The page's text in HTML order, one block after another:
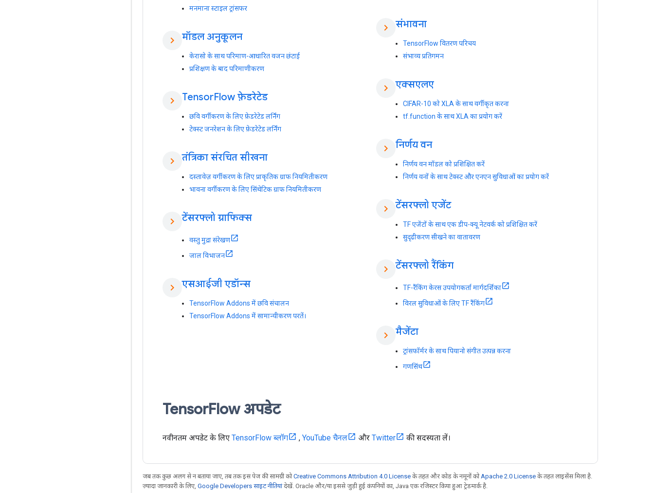
मनमाना स्टाइल ट्रांसफर
chevron_right मॉडल अनुकूलन
केरासो के साथ परिमाण-आधारित वजन छंटाई
प्रशिक्षण के बाद परिमाणीकरण
chevron_right TensorFlow फ़ेडरेटेड
छवि वर्गीकरण के लिए फ़ेडरेटेड लर्निंग
टेक्स्ट जनरेशन के लिए फ़ेडरेटेड लर्निंग
chevron_right तंत्रिका संरचित सीखना
दस्तावेज़ वर्गीकरण के लिए प्राकृतिक ग्राफ नियमितीकरण
भावना वर्गीकरण के लिए सिंथेटिक ग्राफ नियमितीकरण
chevron_right टेंसरफ्लो ग्राफिक्स
वस्तु मुद्रा संरेखण
जाल विभाजन
chevron_right एसआईजी एडॉन्स
TensorFlow Addons में छवि संचालन
TensorFlow Addons में सामान्यीकरण परतें।
chevron_right संभावना
TensorFlow वितरण परिचय
संभाव्य प्रतिगमन
chevron_right एक्सएलए
CIFAR-10 को XLA के साथ वर्गीकृत करना
tf.function के साथ XLA का प्रयोग करें
chevron_right निर्णय वन
निर्णय वन मॉडल को प्रशिक्षित करें
निर्णय वनों के साथ टेक्स्ट और एनएन सुविधाओं का प्रयोग करें
chevron_right टेंसरफ्लो एजेंट
TF एजेंटों के साथ एक डीप-क्यू नेटवर्क को प्रशिक्षित करें
सुदृढीकरण सीखने का वातावरण
chevron_right टेंसरफ्लो रैंकिंग
TF-रैंकिंग केरस उपयोगकर्ता मार्गदर्शिका
विरल सुविधाओं के लिए TF रैंकिंग
chevron_right मैजेंटा
ट्रांसफॉर्मर के साथ पियानो संगीत उत्पन्न करना
गणसिंथ
TensorFlow अपडेट
नवीनतम अपडेट के लिए TensorFlow ब्लॉग , YouTube चैनल और Twitter की सदस्यता लें।
जब तक कुछ अलग से न बताया जाए, तब तक इस पेज की सामग्री कोCreative Commons Attribution 4.0 License के तहत और कोड के नमूनों कोApache 2.0 License के तहत लाइसेंस मिला है.
ज़्यादा जानकारी के लिए, Google Developers साइट नीतियांदेखें. Oracle और/या इससे जुड़ी हुई कंपनियों का, Java एक रजिस्टर किया हुआ ट्रेडमार्क है.